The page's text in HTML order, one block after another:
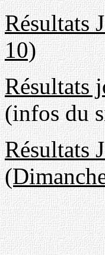
Résultats
10)
Résultats
(infos du
Résultats